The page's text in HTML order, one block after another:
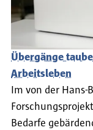
Übergänge
Arbeitsleben
Im von der
Bedarfe